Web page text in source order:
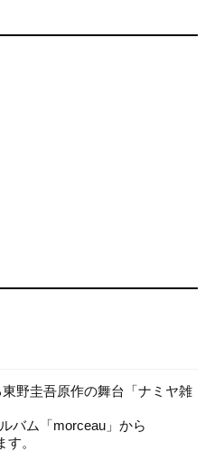
野圭吾原作の舞台「ナミヤ雑
バム「morceau」から
。